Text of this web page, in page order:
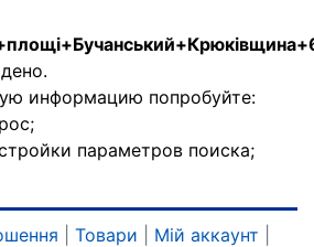
информацию попробуйте:
параметров поиска;
Товари Мій аккаунт